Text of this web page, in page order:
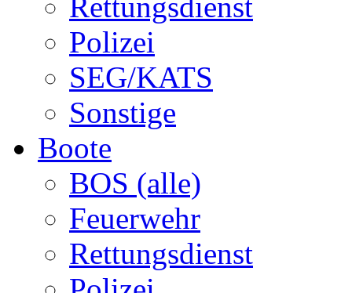
Rettungsdienst
Polizei
SEG/KATS
Sonstige
Boote
BOS (alle)
Feuerwehr
Rettungsdienst